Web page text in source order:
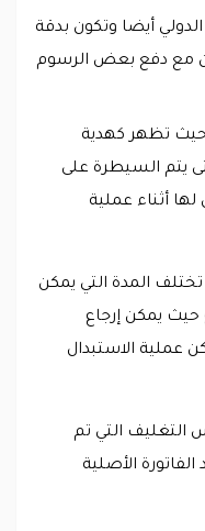
أيضا وتكون بدقة
مع دفع بعض الرسوم
حيث تظهر كهدية
يتم السيطرة على
أثناء عملية
تختلف المدة التي يمكن
حيث يمكن إرجاع
عملية الاستبدال
التغليف التي تم
الأصلية